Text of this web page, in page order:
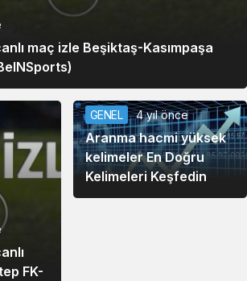
maç izle Beşiktaş-Kasımpaşa
FK-
GENEL 4 yıl önce
Aranma hacmi yüksek
kelimeler En Doğru
Kelimeleri Keşfedin